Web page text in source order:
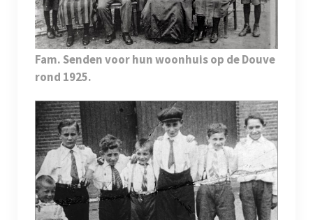
Fam. Senden voor hun woonhuis op de Douve
rond 1925.